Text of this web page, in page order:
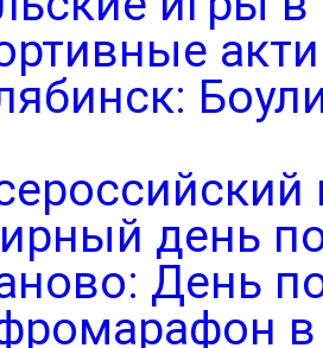
день
День